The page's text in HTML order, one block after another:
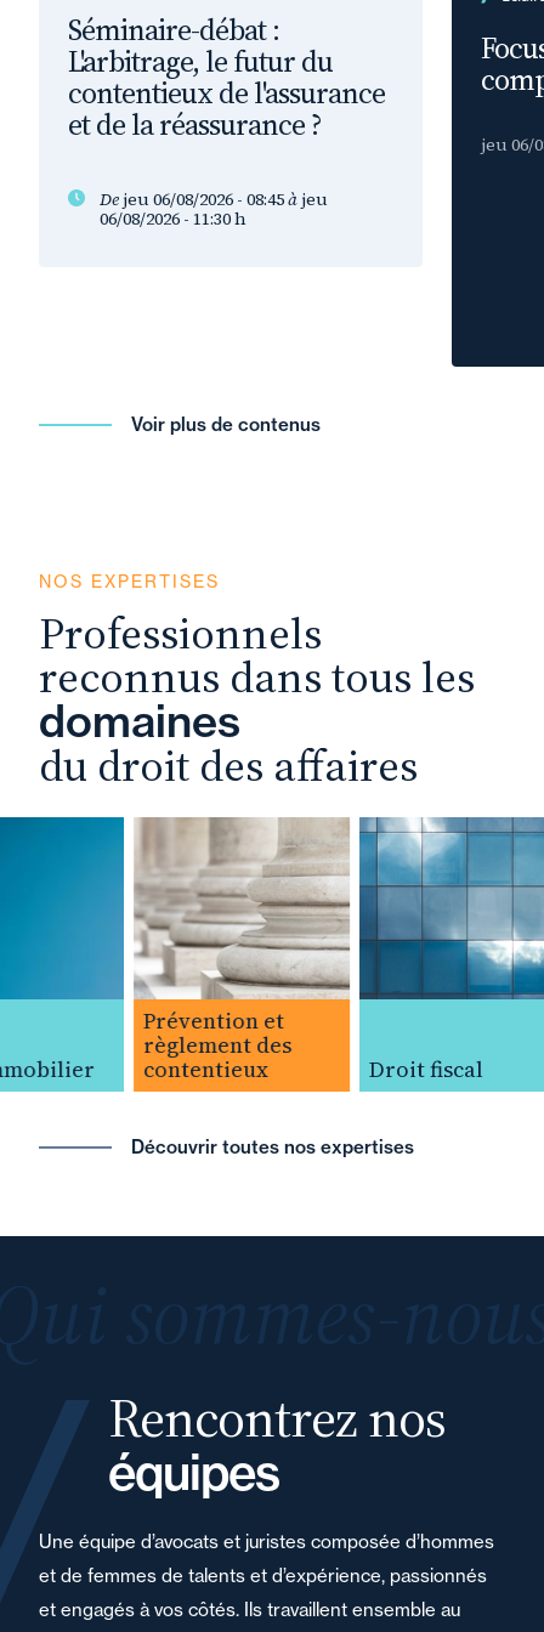
Séminaire-débat :
L'arbitrage, le futur du
contentieux de l'assurance
et de la réassurance ?
De jeu 06/08/2026 - 08:45à jeu
06/08/2026 - 11:30h
jeu 06/
Voir plus de contenus
NOS EXPERTISES
Professionnels
reconnus dans tous les
domaines
du droit des affaires
Prévention et
règlement des
contentieux
Droit fiscal
Découvrir toutes nos expertises
Rencontrez nos
équipes
Une équipe d’avocats et juristes composée d’hommes
et de femmes de talents et d’expérience, passionnés
et engagés à vos côtés. Ils travaillent ensemble au